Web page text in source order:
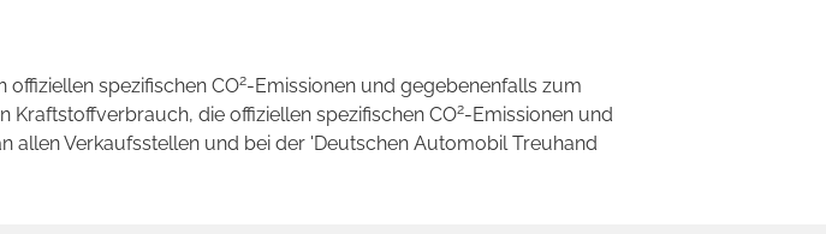
spezifischen CO2-Emissionen und gegebenenfalls zum
die offiziellen spezifischen CO2-Emissionen und
Verkaufsstellen und bei der 'Deutschen Automobil Treuhand